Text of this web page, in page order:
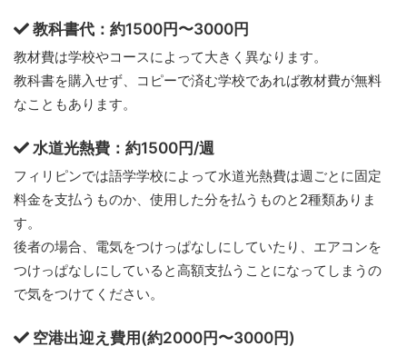
教科書代：約1500円〜3000円
教材費は学校やコースによって大きく異なります。
教科書を購入せず、コピーで済む学校であれば教材費が無料
なこともあります。
水道光熱費：約1500円/週
フィリピンでは語学学校によって水道光熱費は週ごとに固定
料金を支払うものか、使用した分を払うものと2種類ありま
す。
後者の場合、電気をつけっぱなしにしていたり、エアコンを
つけっぱなしにしていると高額支払うことになってしまうの
で気をつけてください。
空港出迎え費用(約2000円〜3000円)